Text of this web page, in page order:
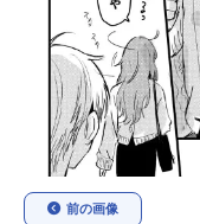
前の画像